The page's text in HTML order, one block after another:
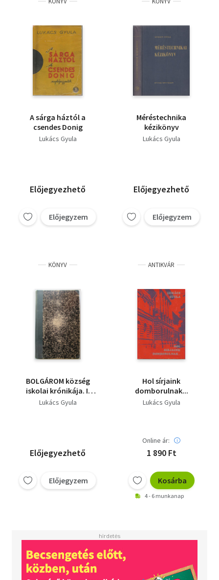
A sárga háztól a
csendes Donig
Lukács Gyula
Előjegyezhető
Előjegyzem
Méréstechnika
kézikönyv
Lukács Gyula
Előjegyezhető
Előjegyzem
KÖNYV
BOLGÁROM község
iskolai krónikája. I.
kötet. 1933. IX. 18-tól
Lukács Gyula
Előjegyezhető
Előjegyzem
ANTIKVÁR
Hol sírjaink
domborulnak...
Lukács Gyula
Online ár:
1 890 Ft
Kosárba
4 - 6 munkanap